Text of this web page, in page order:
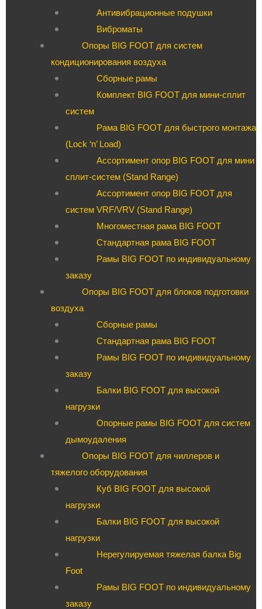
Антивибрационные подушки
Виброматы
Опоры BIG FOOT для систем
кондиционирования воздуха
Сборные рамы
Комплект BIG FOOT для мини-сплит
систем
Рама BIG FOOT для быстрого монтажа
(Lock ‘n’ Load)
Ассортимент опор BIG FOOT для мини
сплит-систем (Stand Range)
Ассортимент опор BIG FOOT для
систем VRF/VRV (Stand Range)
Многоместная рама BIG FOOT
Стандартная рама BIG FOOT
Рамы BIG FOOT по индивидуальному
заказу
Опоры BIG FOOT для блоков подготовки
воздуха
Сборные рамы
Стандартная рама BIG FOOT
Рамы BIG FOOT по индивидуальному
заказу
Балки BIG FOOT для высокой
нагрузки
Опорные рамы BIG FOOT для систем
дымоудаления
Опоры BIG FOOT для чиллеров и
тяжелого оборудования
Куб BIG FOOT для высокой
нагрузки
Балки BIG FOOT для высокой
нагрузки
Нерегулируемая тяжелая балка Big
Foot
Рамы BIG FOOT по индивидуальному
заказу